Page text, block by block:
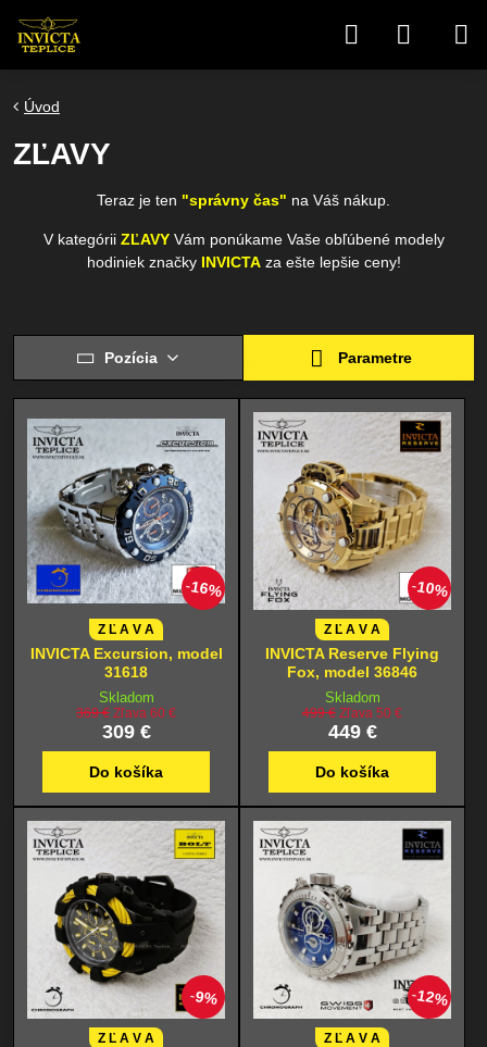
Úvod
ZĽAVY
Teraz je ten "správny čas" na Váš nákup.
V kategórii ZĽAVYVám ponúkame Vaše obľúbené modely
hodiniek značky INVICTAza ešte lepšie ceny!
Pozícia Parametre
16%
Z Ľ A V A
INVICTA Excursion, model
31618
Skladom
309 €
369 € Zľava 60 €
Do košíka
10%
Z Ľ A V A
INVICTA Reserve Flying
Fox, model 36846
Skladom
449 €
499 € Zľava 50 €
Do košíka
9%
Z Ľ A V A
12%
Z Ľ A V A